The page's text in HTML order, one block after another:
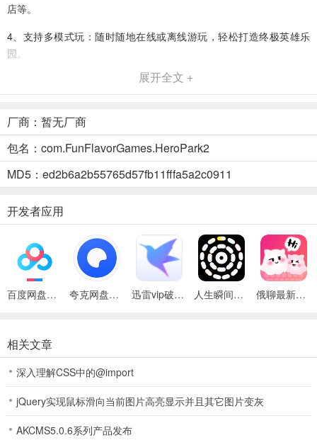
店等。
4、支持多模式玩：随时随地在线或离线游玩，轻松打造终极英雄乐
园。
英雄乐园2(外星经营冒险游戏)功能
地。
2、能为英雄们精心策划冒险，让他们在地牢中与危险生物战斗获奖
励。
下城。
4、能建造、升级并优化商店，发掘提升独特店主，制作商品发展经
济。
5、支持随时随地在线或离线游玩，在奇异世界打造终极英雄乐园。
1. 建造与管理：在神秘外星球建造并经营商店与地牢，打造繁荣之
地。
2. 策划冒险：为英雄们在外星球精心策划冒险，让地牢之旅刺激收获
满满。
3. 培育与种植：培育怪物，种植奇异外星植物，扩充种类。
展开全文 +
厂商：暂无厂商
包名：com.FunFlavorGames.HeroPark2
MD5：ed2b6a2b55765d57fb11fffa5a2c0911
开发者应用
百度网盘绿色免安装Pc电脑版 夸克网盘官方正式版 迅雷vip破解版永久会员2024版 人生瞬间最新手机版 俄聊最新手机版
相关文章
深入理解CSS中的@import
jQuery实现鼠标滑向当前图片高亮显示并且其它图片变灰
AKCMS5.0.6系列产品发布